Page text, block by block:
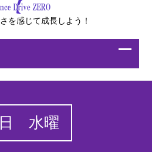
を感じて成長しよう！
水曜